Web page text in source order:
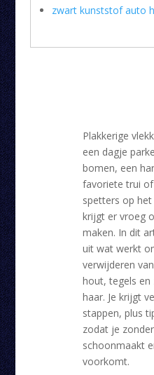
zwart kunststof auto
Plakkerige
een dagje
bomen, een
favoriete trui
spetters op
krijgt er vroeg
maken. In dit
uit wat werkt
verwijderen
hout, tegels en
haar. Je krijgt
stappen, plus
zodat je
schoonmaakt
voorkomt.